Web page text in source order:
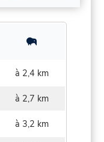
à 2,4 km
à 2,7 km
à 3,2 km